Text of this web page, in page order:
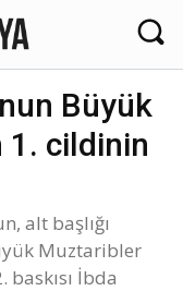
Büyük
1. cildinin
alt başlığı
Muztaribler
İbda